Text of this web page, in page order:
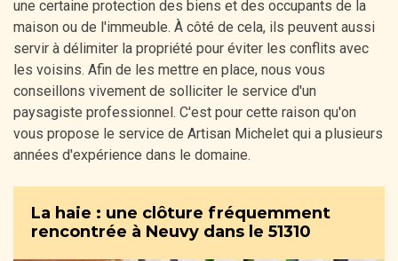
une certaine protection des biens et des occupants de la
maison ou de l'immeuble. À côté de cela, ils peuvent aussi
servir à délimiter la propriété pour éviter les conflits avec
les voisins. Afin de les mettre en place, nous vous
conseillons vivement de solliciter le service d'un
paysagiste professionnel. C'est pour cette raison qu'on
vous propose le service de Artisan Michelet qui a plusieurs
années d'expérience dans le domaine.
La haie : une clôture fréquemment
rencontrée à Neuvy dans le 51310